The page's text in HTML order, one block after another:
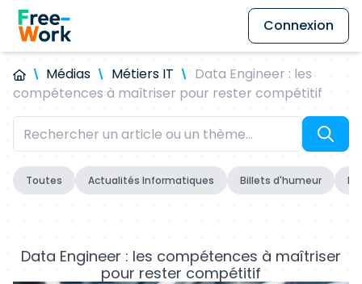
Connexion
Médias Métiers IT
Data Engineer : les
compétences à maîtriser pour rester compétitif
Toutes Actualités Informatiques Billets d'humeur
Data Engineer : les compétences à maîtriser
pour rester compétitif